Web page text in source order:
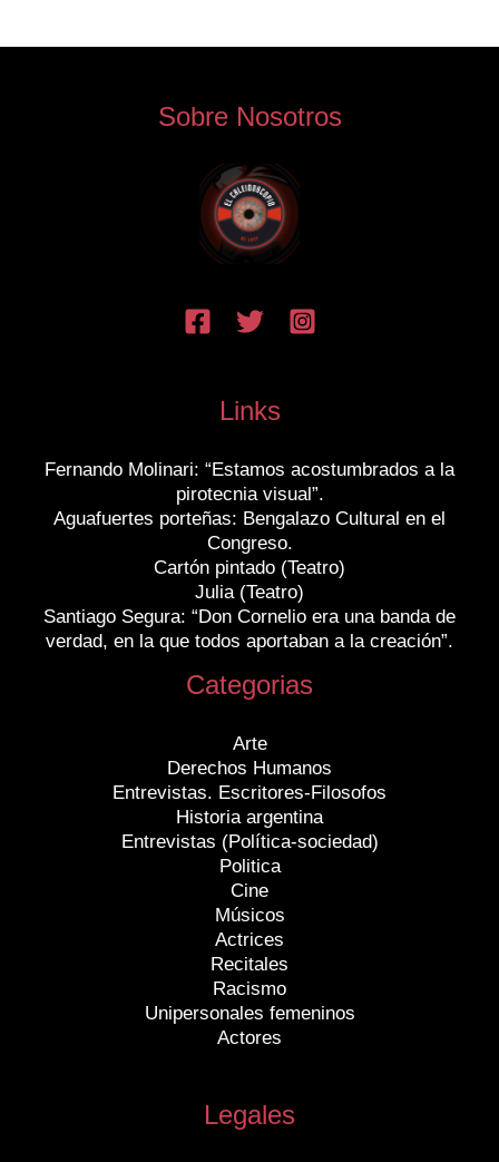
Sobre Nosotros
Links
Fernando Molinari: “Estamos acostumbrados a la
pirotecnia visual”.
Aguafuertes porteñas: Bengalazo Cultural en el
Congreso.
Cartón pintado (Teatro)
Julia (Teatro)
Santiago Segura: “Don Cornelio era una banda de
verdad, en la que todos aportaban a la creación”.
Categorias
Arte
Derechos Humanos
Entrevistas. Escritores-Filosofos
Historia argentina
Entrevistas (Política-sociedad)
Politica
Cine
Músicos
Actrices
Recitales
Racismo
Unipersonales femeninos
Actores
Legales